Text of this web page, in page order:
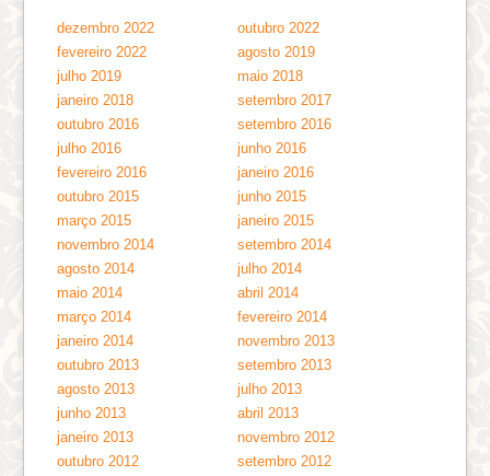
dezembro 2022
outubro 2022
fevereiro 2022
agosto 2019
julho 2019
maio 2018
janeiro 2018
setembro 2017
outubro 2016
setembro 2016
julho 2016
junho 2016
fevereiro 2016
janeiro 2016
outubro 2015
junho 2015
março 2015
janeiro 2015
novembro 2014
setembro 2014
agosto 2014
julho 2014
maio 2014
abril 2014
março 2014
fevereiro 2014
janeiro 2014
novembro 2013
outubro 2013
setembro 2013
agosto 2013
julho 2013
junho 2013
abril 2013
janeiro 2013
novembro 2012
outubro 2012
setembro 2012